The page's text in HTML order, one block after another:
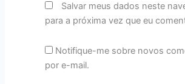
Salvar meus dados neste
para a próxima vez que eu
Notifique-me sobre novos
por e-mail.